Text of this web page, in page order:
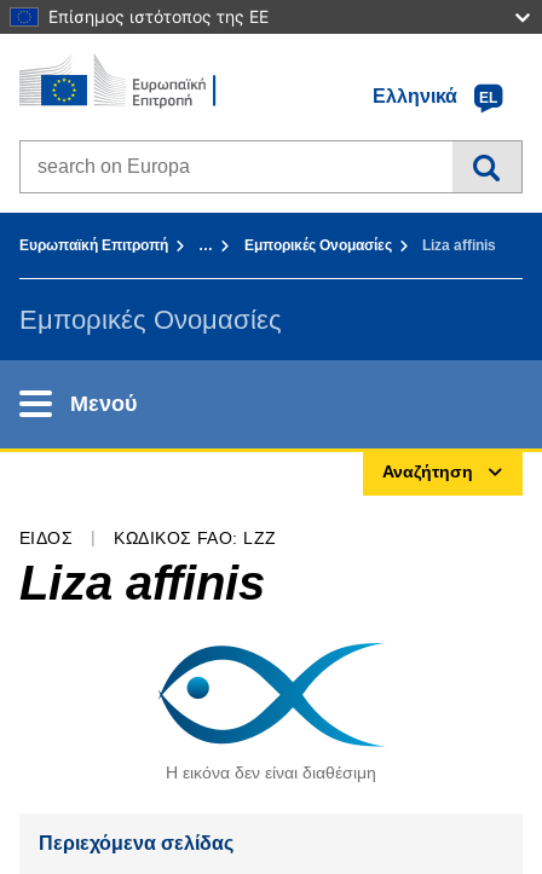
Επίσημος ιστότοπος της ΕΕ
Πηγαίνετε στο περιεχόμενο
Αρχική σελίδα - Ευρωπαϊκή Επιτροπή
Ελληνικά
EL
Search on Europa websites
Ευρωπαϊκή Επιτροπή … Εμπορικές Ονομασίες Liza affinis
Εμπορικές Ονομασίες
Μενού
Αναζήτηση
ΕΊΔΟΣ ΚΩΔΙΚΌΣ FAO: LZZ
Liza affinis
Η εικόνα δεν είναι διαθέσιμη
Περιεχόμενα σελίδας